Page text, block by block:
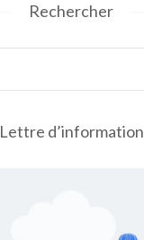
Rechercher
Lettre d’information